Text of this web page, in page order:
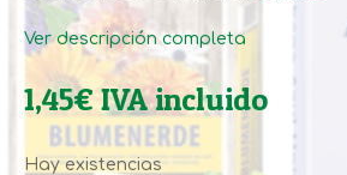
Ver descripción completa
1,45€ IVA incluido
Hay existencias